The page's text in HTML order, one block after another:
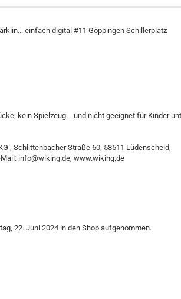
einfach digital #11 Göppingen Schillerplatz
kein Spielzeug. - und nicht geeignet für Kinder
, Schlittenbacher Straße 60, 58511 Lüdenscheid,
info@wiking.de, www.wiking.de
22. Juni 2024 in den Shop aufgenommen.